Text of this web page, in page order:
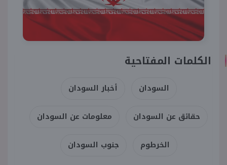
الكلمات المفتاحية
السودان أخبار السودان
حقائق عن السودان معلومات عن السودان
الخرطوم جنوب السودان